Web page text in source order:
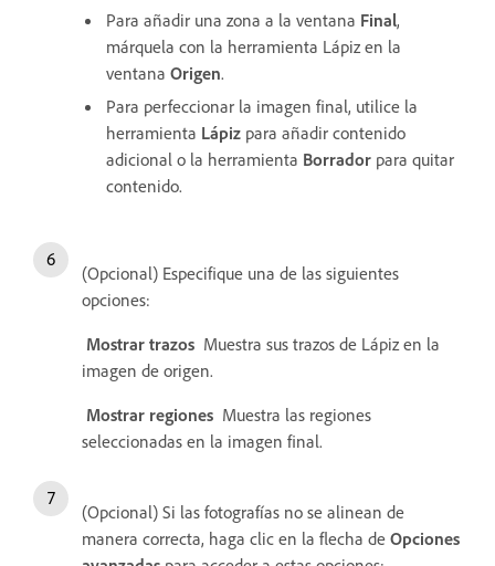
Para añadir una zona a la ventana Final,
márquela con la herramienta Lápiz en la
ventana Origen.
Para perfeccionar la imagen final, utilice la
herramienta Lápiz para añadir contenido
adicional o la herramienta Borrador para quitar
contenido.
(Opcional) Especifique una de las siguientes
opciones:
Mostrar trazos Muestra sus trazos de Lápiz en la
imagen de origen.
Mostrar regiones Muestra las regiones
seleccionadas en la imagen final.
(Opcional) Si las fotografías no se alinean de
manera correcta, haga clic en la flecha de Opciones